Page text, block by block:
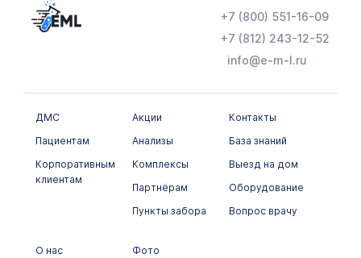
Гормональные исследования
Иммунологическое исследование
Лекарственный мониторинг
Микробиологические исследования
Неорганические вещества и
микроэлементы
Общеклинические исследования
+7 (800) 551-16-09
+7 (812) 243-12-52
info@e-m-l.ru
ДМС
Пациентам
Корпоративным
клиентам
Акции
Анализы
Комплексы
Партнёрам
Пункты забора
Контакты
База знаний
Выезд на дом
Оборудование
Вопрос врачу
О нас
Фото